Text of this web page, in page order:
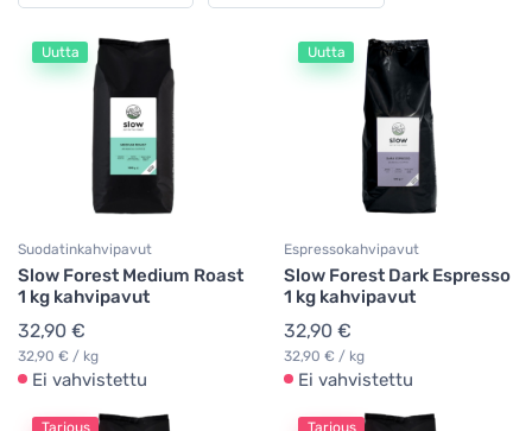
Uutta
Suodatinkahvipavut
Slow Forest Medium Roast
1 kg kahvipavut
32,90 €
32,90 € / kg
Ei vahvistettu
Uutta
Espressokahvipavut
Slow Forest Dark Espresso
1 kg kahvipavut
32,90 €
32,90 € / kg
Ei vahvistettu
Tarjous Tarjous